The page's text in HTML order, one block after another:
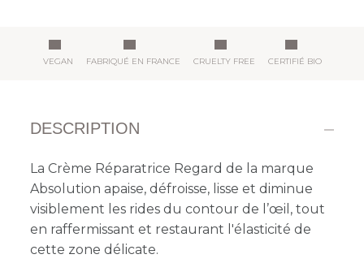
VEGAN FABRIQUÉ EN FRANCE CRUELTY FREE CERTIFIÉ BIO
DESCRIPTION
La Crème Réparatrice Regard de la marque
Absolution apaise, défroisse, lisse et diminue
visiblement les rides du contour de l’œil, tout
en raffermissant et restaurant l'élasticité de
cette zone délicate.